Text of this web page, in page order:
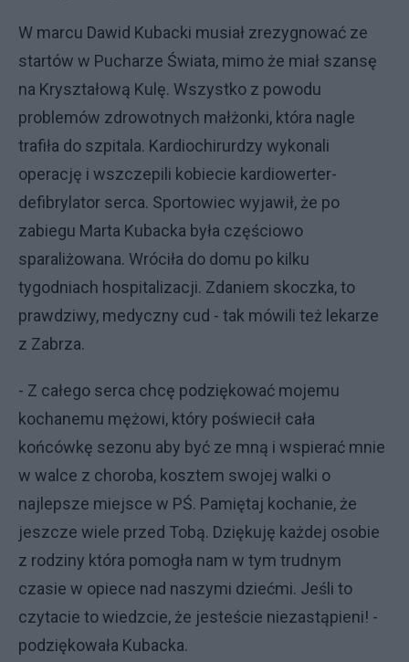
W marcu Dawid Kubacki musiał zrezygnować ze
startów w Pucharze Świata, mimo że miał szansę
na Kryształową Kulę. Wszystko z powodu
problemów zdrowotnych małżonki, która nagle
trafiła do szpitala. Kardiochirurdzy wykonali
operację i wszczepili kobiecie kardiowerter-
defibrylator serca. Sportowiec wyjawił, że po
zabiegu Marta Kubacka była częściowo
sparaliżowana. Wróciła do domu po kilku
tygodniach hospitalizacji. Zdaniem skoczka, to
prawdziwy, medyczny cud - tak mówili też lekarze
z Zabrza.
- Z całego serca chcę podziękować mojemu
kochanemu mężowi, który poświecił cała
końcówkę sezonu aby być ze mną i wspierać mnie
w walce z choroba, kosztem swojej walki o
najlepsze miejsce w PŚ. Pamiętaj kochanie, że
jeszcze wiele przed Tobą. Dziękuję każdej osobie
z rodziny która pomogła nam w tym trudnym
czasie w opiece nad naszymi dziećmi. Jeśli to
czytacie to wiedzcie, że jesteście niezastąpieni! -
podziękowała Kubacka.